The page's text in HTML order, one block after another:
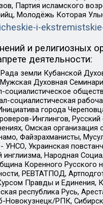
Партия исламского
Молодёжь Которая
i-
и религиозных
деятельности:
земли Кубанской
Духовная
социалистическое
социалистическая
города
Инглингов,
Омская
Файзрахманисты,
Украинская
Народная
Коренного Русского
РЕВТАТПОД,
Правды и Единения,
республика Русь,
Новокузнецк/РПК,